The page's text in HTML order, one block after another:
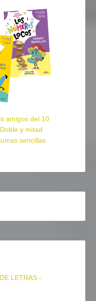
amigos del 10
y mitad
sencillas
LETRAS -